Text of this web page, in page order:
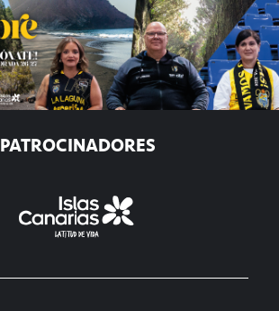
PATROCINADORES